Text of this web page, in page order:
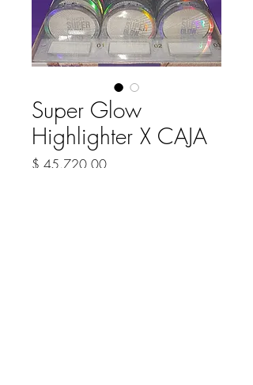
Super Glow
Highlighter X CAJA
$ 45.720,00Precio